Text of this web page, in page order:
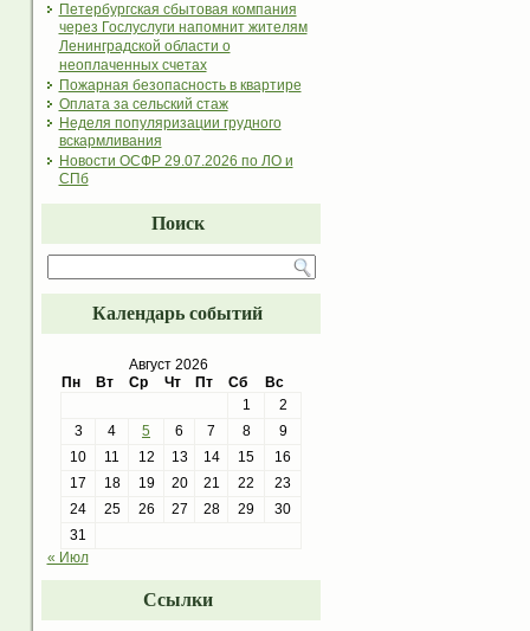
Петербургская сбытовая компания
через Гослуслуги напомнит жителям
Ленинградской области о
неоплаченных счетах
Пожарная безопасность в квартире
Оплата за сельский стаж
Неделя популяризации грудного
вскармливания
Новости ОСФР 29.07.2026 по ЛО и
СПб
Поиск
Календарь событий
Август 2026
Пн
Вт Ср Чт Пт Сб
Вс
1
2
3
4 5 6 7 8
9
10
11 12 13 14 15
16
17
18 19 20 21 22
23
24
25 26 27 28 29
30
31
« Июл
Ссылки